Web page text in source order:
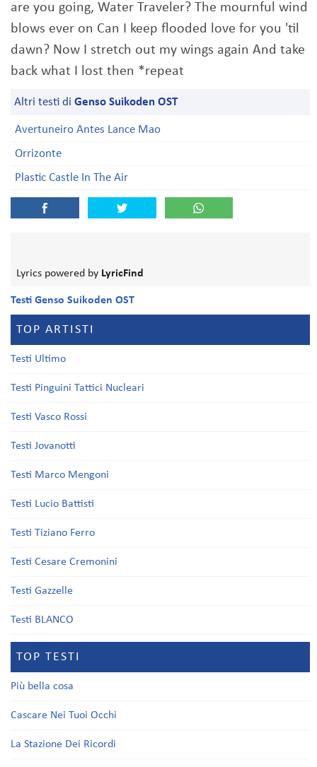
are you going, Water Traveler? The mournful wind
blows ever on Can I keep flooded love for you 'til
dawn? Now I stretch out my wings again And take
back what I lost then *repeat
Altri testi di Genso Suikoden OST
Avertuneiro Antes Lance Mao
Orrizonte
Plastic Castle In The Air
Lyrics powered by LyricFind
Testi Genso Suikoden OST
TOP ARTISTI
Testi Ultimo
Testi Pinguini Tattici Nucleari
Testi Vasco Rossi
Testi Jovanotti
Testi Marco Mengoni
Testi Lucio Battisti
Testi Tiziano Ferro
Testi Cesare Cremonini
Testi Gazzelle
Testi BLANCO
TOP TESTI
Più bella cosa
Cascare Nei Tuoi Occhi
La Stazione Dei Ricordi